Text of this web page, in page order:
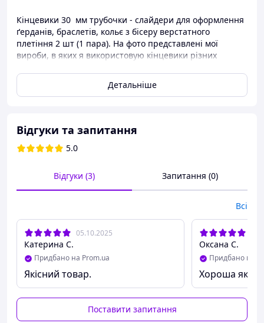
Кінцевики 30 мм трубочки - слайдери для оформлення
ґерданів, браслетів, кольє з бісеру верстатного
плетіння 2 шт (1 пара). На фото представлені мої
вироби, в яких я використовую кінцевики різних
Детальніше
Відгуки та запитання
5.0
Відгуки (3) Запитання (0)
Всі
05.10.2025
Катерина С.
Придбано на Prom.ua
Якісний товар.
Оксана С.
Придбано на
Хороша
Поставити запитання